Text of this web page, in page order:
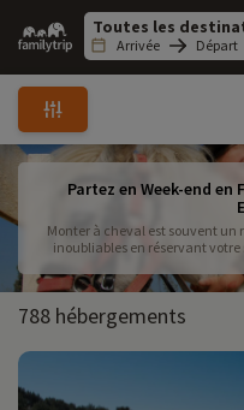
Family
trip
Arrivée Départ
Partez en Week-end
Monter à cheval est souvent un
inoubliables en réservant
partout en France. Des lieux
balades à cheval et où les
D'une simple promenade à
votre Week-End en Famille
788 hébergements